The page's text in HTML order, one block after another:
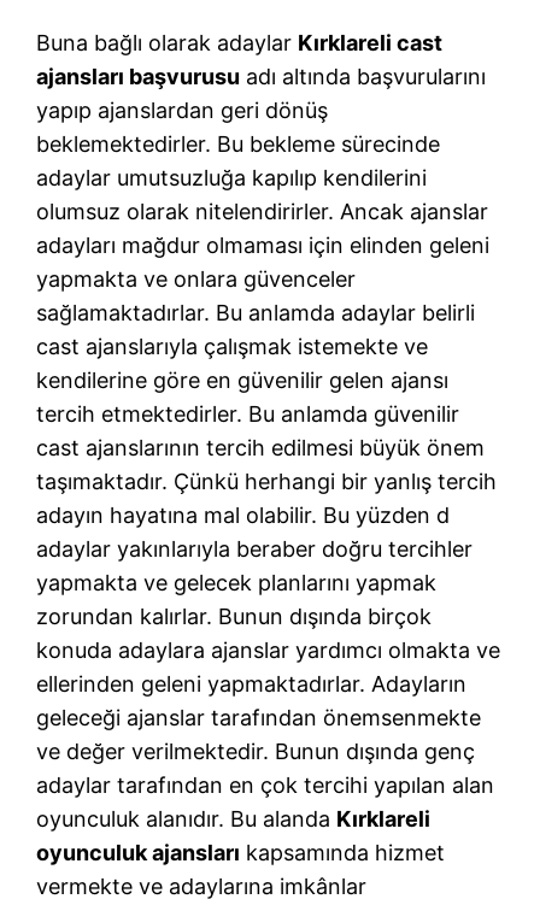
Buna bağlı olarak adaylar Kırklareli cast
ajansları başvurusu adı altında başvurularını
yapıp ajanslardan geri dönüş
beklemektedirler. Bu bekleme sürecinde
adaylar umutsuzluğa kapılıp kendilerini
olumsuz olarak nitelendirirler. Ancak ajanslar
adayları mağdur olmaması için elinden geleni
yapmakta ve onlara güvenceler
sağlamaktadırlar. Bu anlamda adaylar belirli
cast ajanslarıyla çalışmak istemekte ve
kendilerine göre en güvenilir gelen ajansı
tercih etmektedirler. Bu anlamda güvenilir
cast ajanslarının tercih edilmesi büyük önem
taşımaktadır. Çünkü herhangi bir yanlış tercih
adayın hayatına mal olabilir. Bu yüzden d
adaylar yakınlarıyla beraber doğru tercihler
yapmakta ve gelecek planlarını yapmak
zorundan kalırlar. Bunun dışında birçok
konuda adaylara ajanslar yardımcı olmakta ve
ellerinden geleni yapmaktadırlar. Adayların
geleceği ajanslar tarafından önemsenmekte
ve değer verilmektedir. Bunun dışında genç
adaylar tarafından en çok tercihi yapılan alan
oyunculuk alanıdır. Bu alanda Kırklareli
oyunculuk ajansları kapsamında hizmet
vermekte ve adaylarına imkânlar